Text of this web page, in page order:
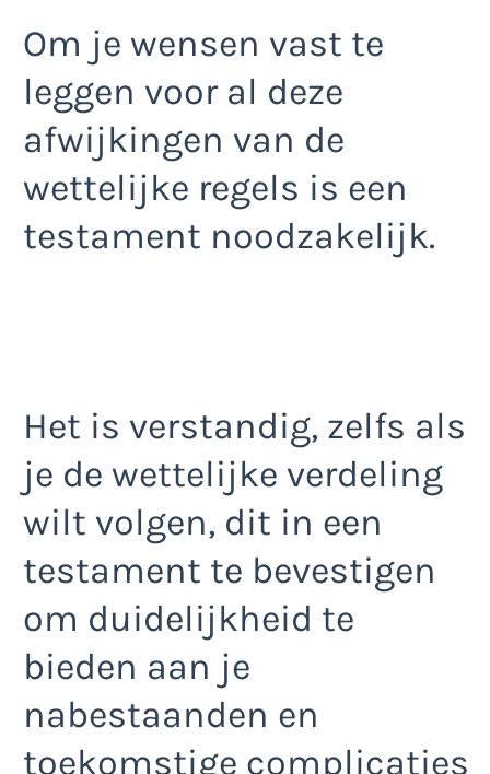
Om je wensen vast te
leggen voor al deze
afwijkingen van de
wettelijke regels is een
testament noodzakelijk.
Het is verstandig, zelfs als
je de wettelijke verdeling
wilt volgen, dit in een
testament te bevestigen
om duidelijkheid te
bieden aan je
nabestaanden en
toekomstige complicaties